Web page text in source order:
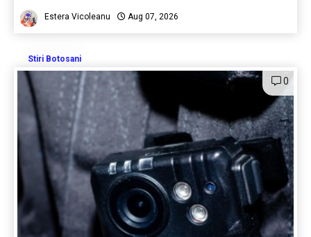
Estera Vicoleanu Aug 07, 2026
Stiri Botosani
0